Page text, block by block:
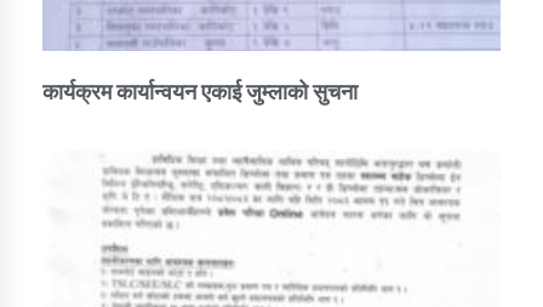
कार्यक्रम कार्यान्वयन एकाई जुम्लाको सुचना